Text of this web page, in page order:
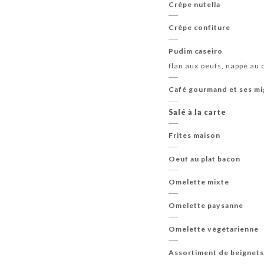
Crêpe nutella
Crêpe confiture
Pudim caseiro
flan aux oeufs, nappé au
Café gourmand et ses
Salé à la carte
Frites maison
Oeuf au plat bacon
Omelette mixte
Omelette paysanne
Omelette végétarienne
Assortiment de